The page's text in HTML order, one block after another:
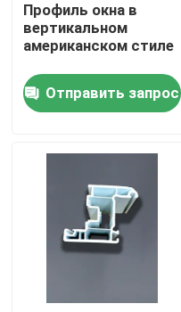
Дом
Продукты
Путешествие фабрики
Профиль окна в
вертикальном
американском стиле
Отправить запрос